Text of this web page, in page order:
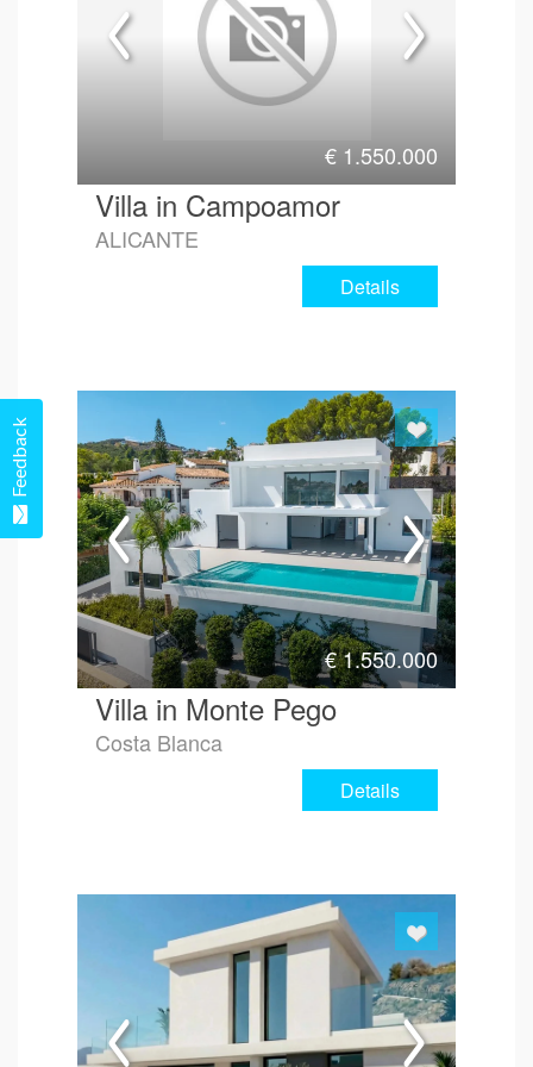
€ 1.550.000
Villa in Campoamor
ALICANTE
Details
€1.550.000
Villa in Monte Pego
Costa Blanca
Details
Feedback